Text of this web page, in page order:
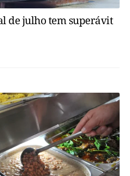
de julho tem superávit